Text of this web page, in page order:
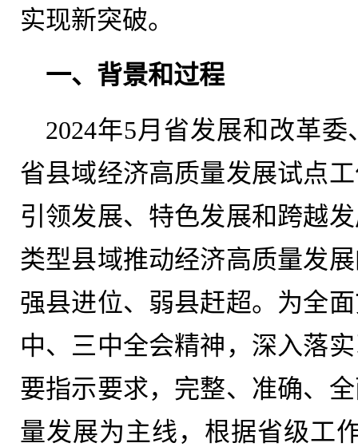
实现新突破。
一、背景和过程
2024年5月省发展和改革
省县域经济高质量发展试点
引领发展、特色发展和跨越
类型县域推动经济高质量发
强县进位、弱县赶超。为全
中、三中全会精神，深入落
要指示要求，完整、准确、
量发展为主线，根据省级工